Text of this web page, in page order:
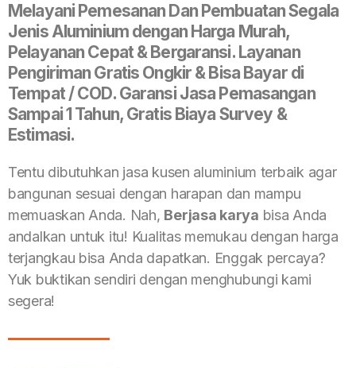
Melayani Pemesanan Dan Pembuatan Segala
Jenis Aluminium dengan Harga Murah,
Pelayanan Cepat & Bergaransi. Layanan
Pengiriman Gratis Ongkir & Bisa Bayar di
Tempat / COD. Garansi Jasa Pemasangan
Sampai 1 Tahun, Gratis Biaya Survey &
Estimasi.
Tentu dibutuhkan jasa kusen aluminium terbaik agar
bangunan sesuai dengan harapan dan mampu
memuaskan Anda. Nah, Berjasa karya bisa Anda
andalkan untuk itu! Kualitas memukau dengan harga
terjangkau bisa Anda dapatkan. Enggak percaya?
Yuk buktikan sendiri dengan menghubungi kami
segera!